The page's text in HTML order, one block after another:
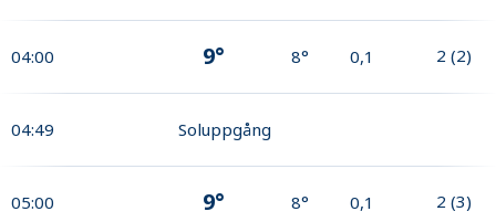
04:00 9° 8° 0,1 2 (2)
04:49 Soluppgång
05:00 9° 8° 0,1 2 (3)